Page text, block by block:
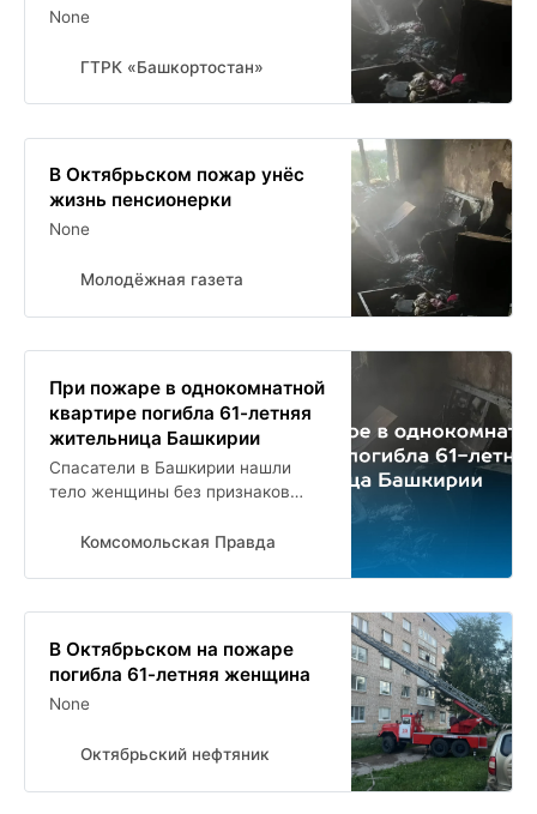
None
ГТРК «Башкортостан»
В Октябрьском пожар унёс
жизнь пенсионерки
None
Молодёжная газета
При пожаре в однокомнатной
квартире погибла 61-летняя
жительница Башкирии
Спасатели в Башкирии нашли
тело женщины без признаков
Комсомольская Правда
В Октябрьском на пожаре
погибла 61-летняя женщина
None
Октябрьский нефтяник